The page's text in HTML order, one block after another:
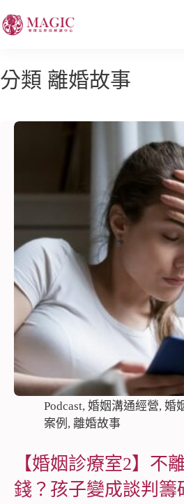
分類 離婚故事
Podcast, 婚姻溝通經營, 婚
案例 , 離婚故事
【婚姻診療室2】不
錢？孩子變成談判籌